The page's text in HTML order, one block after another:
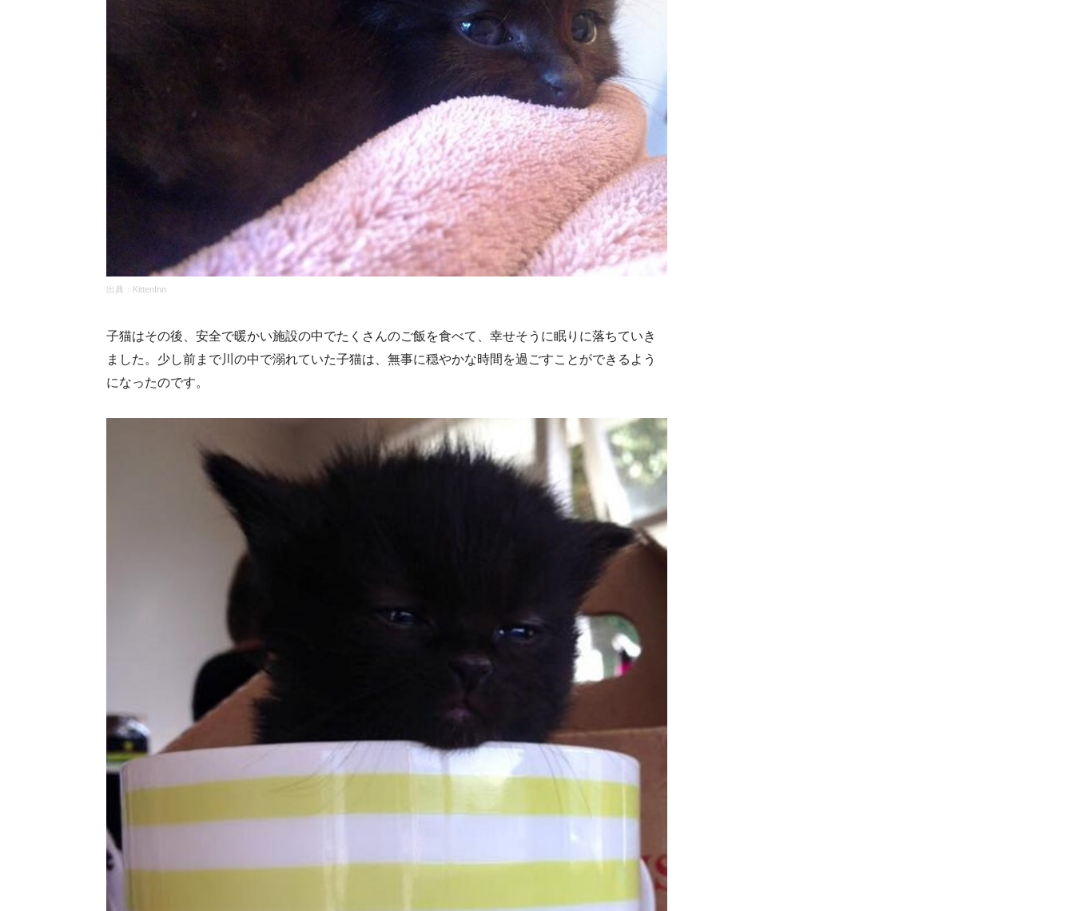
出典：KittenInn
子猫はその後、安全で暖かい施設の中でたくさんのご飯を食べて、幸せそうに眠りに落ちていき
ました。少し前まで川の中で溺れていた子猫は、無事に穏やかな時間を過ごすことができるよう
になったのです。